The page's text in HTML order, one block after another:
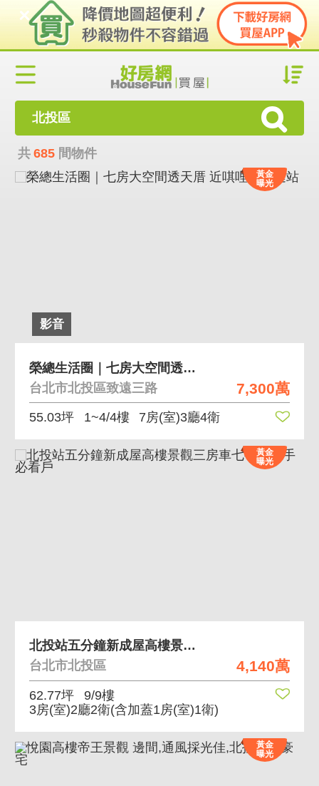
北投區
共 685 間物件
影音
黃金
曝光
7,300萬
榮總生活圈｜七房大空間透天厝 近唭哩岸捷運站
台北市北投區致遠三路
55.03坪 1~4/4樓 7房(室)3廳4衛
黃金
曝光
4,140萬
北投站五分鐘新成屋高樓景觀三房車七字頭搶手必看戶
台北市北投區
62.77坪
9/9樓
3房(室)2廳2衛(含加蓋1房(室)1衛)
黃金
曝光